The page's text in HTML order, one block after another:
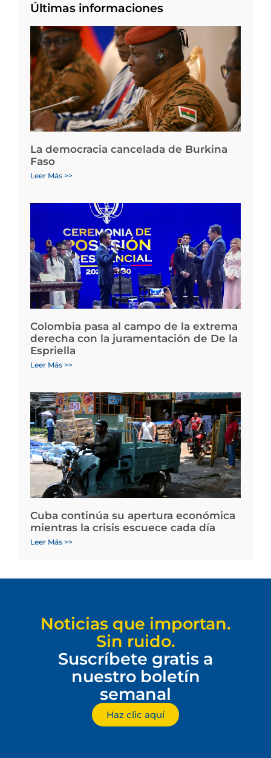
Últimas informaciones
La democracia cancelada de Burkina
Faso
Leer Más >>
Colombia pasa al campo de la extrema
derecha con la juramentación de De la
Espriella
Leer Más >>
Cuba continúa su apertura económica
mientras la crisis escuece cada día
Leer Más >>
Noticias que importan.
Sin ruido.
Suscríbete gratis a
nuestro boletín
semanal
Haz clic aquí